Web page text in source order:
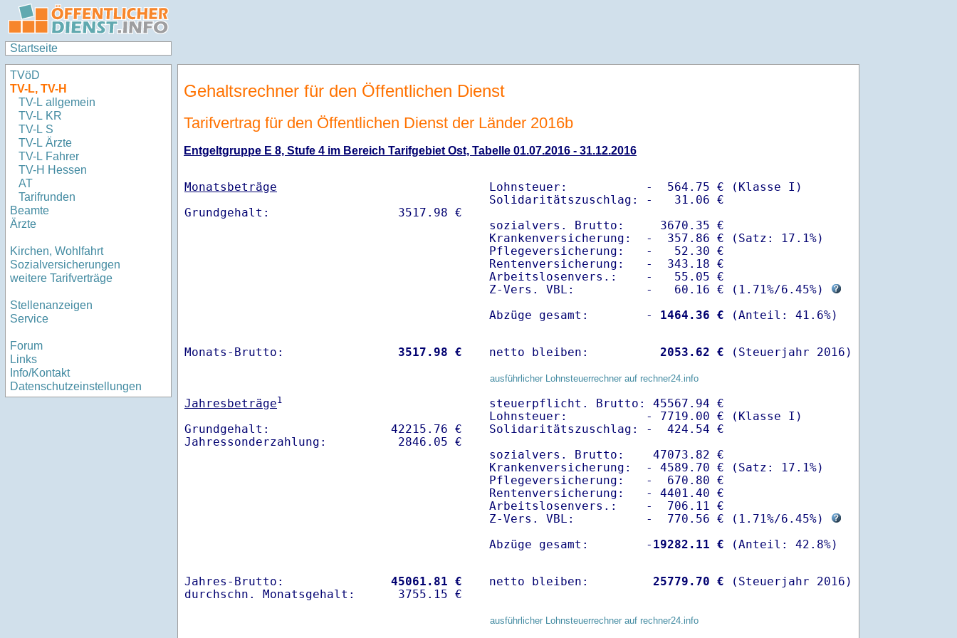
Startseite
TVöD
TV-L, TV-H
TV-L allgemein
TV-L KR
TV-L S
TV-L Ärzte
TV-L Fahrer
TV-H Hessen
AT
Tarifrunden
Beamte
Ärzte
Kirchen, Wohlfahrt
Sozialversicherungen
weitere Tarifverträge
Stellenanzeigen
Service
Forum
Links
Info/Kontakt
Datenschutzeinstellungen
Gehaltsrechner für den Öffentlichen Dienst
Tarifvertrag für den Öffentlichen Dienst der Länder 2016b
Entgeltgruppe E 8, Stufe 4 im Bereich Tarifgebiet Ost, Tabelle 01.07.2016 - 31.12.2016
Monatsbeträge
Lohnsteuer:           -  564.75 € (Klasse I)
Solidaritätszuschlag: -   31.06 €
sozialvers. Brutto:     3670.35 €
Krankenversicherung:  -  357.86 € (Satz: 17.1%)
Pflegeversicherung:   -   52.30 €
Rentenversicherung:   -  343.18 €
Arbeitslosenvers.:    -   55.05 €
Z-Vers. VBL:          -   60.16 € ( 1.71%/6.45%)
Abzüge gesamt:        -
1464.36 €
Monats-Brutto: 3517.98 € netto bleiben: 2053.62 € (Steuerjahr 2016)
ausführlicher Lohnsteuerrechner auf rechner24.info
Jahresbeträge1
Grundgehalt:                 42215.76 €
steuerpflicht. Brutto: 45567.94 €
Lohnsteuer:           - 7719.00 € (Klasse I)
Solidaritätszuschlag: -  424.54 €
sozialvers. Brutto:    47073.82 €
Krankenversicherung:  - 4589.70 € (Satz: 17.1%)
Pflegeversicherung:   -  670.80 €
Rentenversicherung:   - 4401.40 €
Arbeitslosenvers.:    -  706.11 €
Z-Vers. VBL:          -  770.56 € ( 1.71%/6.45%)
Abzüge gesamt:        - 19282.11 €
Jahres-Brutto: 45061.81 €
netto bleiben: 25779.70 € (Steuerjahr 2016)
ausführlicher Lohnsteuerrechner auf rechner24.info